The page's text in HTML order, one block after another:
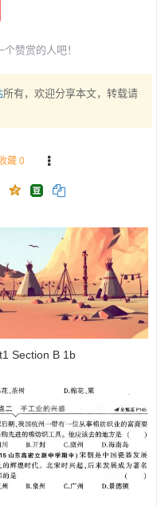
赞赏的人吧！
所有，欢迎分享本文，转载请
藏 0
Section B 1b